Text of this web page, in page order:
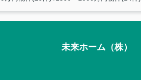
原店 未来ホーム（株）